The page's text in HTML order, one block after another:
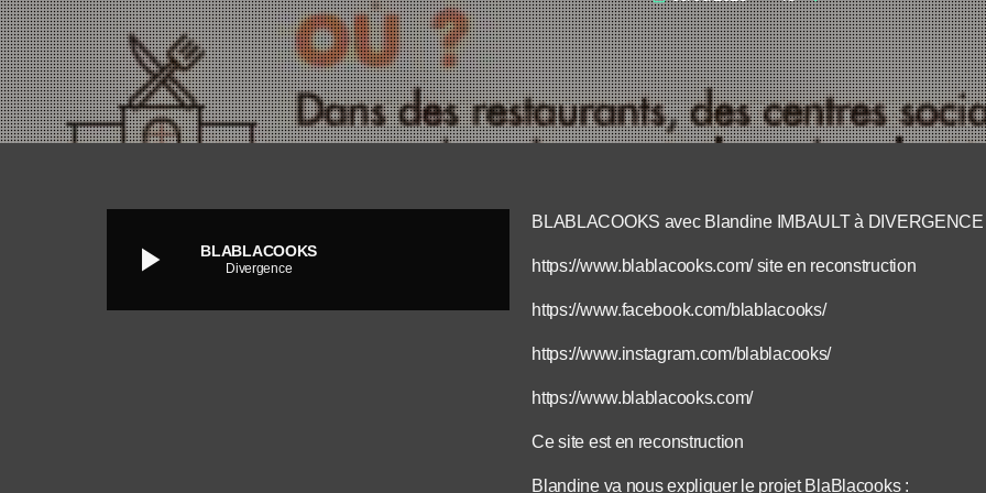
play_arrow BLABLACOOKS
Divergence
BLABLACOOKS avec Blandine IMBAULT à DIVERGENCE
https://www.blablacooks.com/ site en reconstruction
https://www.facebook.com/blablacooks/
https://www.instagram.com/blablacooks/
https://www.blablacooks.com/
Ce site est en reconstruction
Blandine va nous expliquer le projet BlaBlacooks :